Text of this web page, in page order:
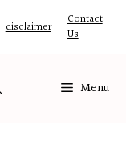
disclaimer
Contact
Us
Menu